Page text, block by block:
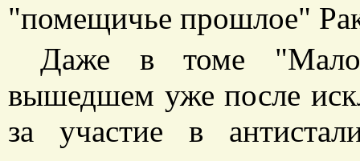
"помещичье прошлое"
Даже в томе "Малой
вышедшем уже после
за участие в